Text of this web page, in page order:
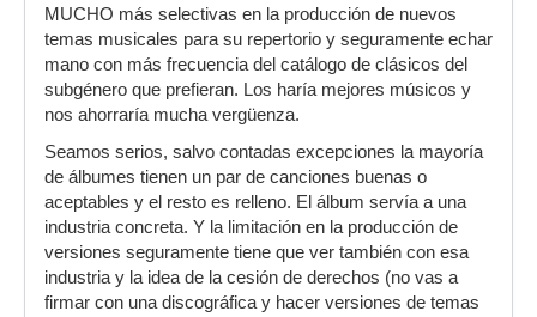
MUCHO más selectivas en la producción de nuevos
temas musicales para su repertorio y seguramente echar
mano con más frecuencia del catálogo de clásicos del
subgénero que prefieran. Los haría mejores músicos y
nos ahorraría mucha vergüenza.
Seamos serios, salvo contadas excepciones la mayoría
de álbumes tienen un par de canciones buenas o
aceptables y el resto es relleno. El álbum servía a una
industria concreta. Y la limitación en la producción de
versiones seguramente tiene que ver también con esa
industria y la idea de la cesión de derechos (no vas a
firmar con una discográfica y hacer versiones de temas